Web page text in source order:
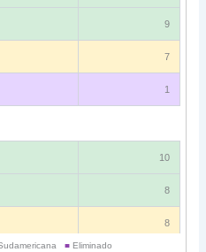
9
7
1
10
8
8
■Eliminado